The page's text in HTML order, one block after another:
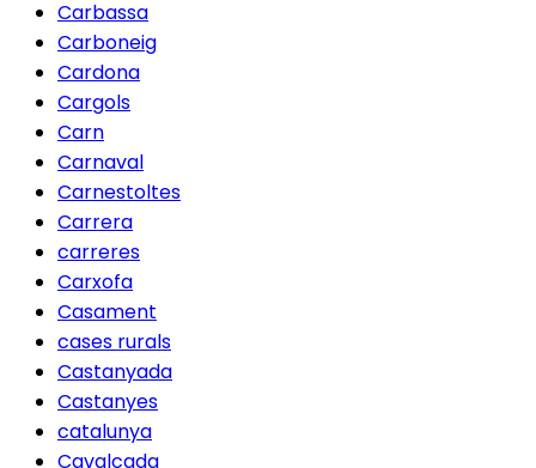
Carbassa
Carboneig
Cardona
Cargols
Carn
Carnaval
Carnestoltes
Carrera
carreres
Carxofa
Casament
cases rurals
Castanyada
Castanyes
catalunya
Cavalcada